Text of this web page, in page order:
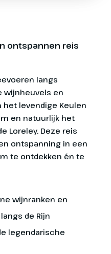
ontspannen reis
langs
wijnheuvels en
het levendige Keulen
en natuurlijk het
Loreley. Deze reis
ontspanning in een
te ontdekken én te
wijnranken en
de Rijn
legendarische
Düsseldorf
met je
De bemanning en
zorgen
niets tekortkomt en
boeken en betalen)
van een tweepersoonshut